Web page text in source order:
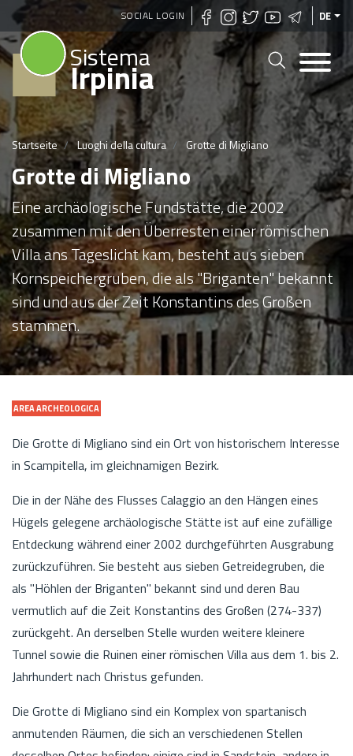
Direkt
zum
Inhalt
SOCIAL LOGIN DE
Sistema
Irpinia
Startseite Luoghi della cultura Grotte di Migliano
Grotte di Migliano
Eine archäologische Fundstätte, die 2002
zusammen mit den Überresten einer römischen
Villa ans Tageslicht kam, besteht aus sieben
Kornspeichergruben, die als "Briganten" bekannt
sind und aus der Zeit Konstantins des Großen
stammen.
AREA ARCHEOLOGICA
Die Grotte di Migliano sind ein Ort von historischem Interesse
in Scampitella, im gleichnamigen Bezirk.
Die in der Nähe des Flusses Calaggio an den Hängen eines
Hügels gelegene archäologische Stätte ist auf eine zufällige
Entdeckung während einer 2002 durchgeführten Ausgrabung
zurückzuführen. Sie besteht aus sieben Getreidegruben, die
als "Höhlen der Briganten" bekannt sind und deren Bau
vermutlich auf die Zeit Konstantins des Großen (274-337)
zurückgeht. An derselben Stelle wurden weitere kleinere
Tunnel sowie die Ruinen einer römischen Villa aus dem 1. bis 2.
Jahrhundert nach Christus gefunden.
Die Grotte di Migliano sind ein Komplex von spartanisch
anmutenden Räumen, die sich an verschiedenen Stellen